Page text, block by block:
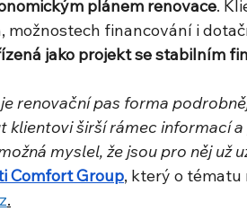
plánem renovace.
možnostech financování i
jako projekt se stabilním
je renovační pas forma
klientovi širší rámec informací
myslel, že jsou pro něj už
Comfort Group, který o
.